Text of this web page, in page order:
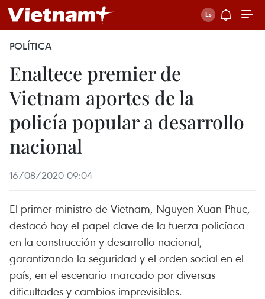
POLÍTICA
Enaltece premier de
Vietnam aportes de la
policía popular a desarrollo
nacional
16/08/2020 09:04
El primer ministro de Vietnam, Nguyen Xuan Phuc,
destacó hoy el papel clave de la fuerza policíaca
en la construcción y desarrollo nacional,
garantizando la seguridad y el orden social en el
país, en el escenario marcado por diversas
dificultades y cambios imprevisibles.